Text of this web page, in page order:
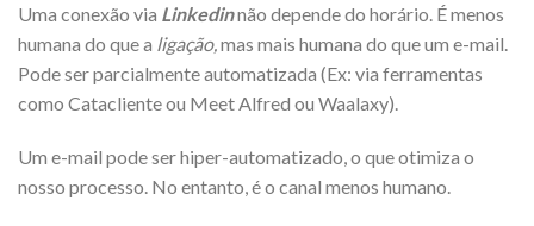
Uma conexão via Linkedinnão depende do horário. É menos
humana do que a ligação, mas mais humana do que um e-mail.
Pode ser parcialmente automatizada (Ex: via ferramentas
como Catacliente ou Meet Alfred ou Waalaxy).
Um e-mail pode ser hiper-automatizado, o que otimiza o
nosso processo. No entanto, é o canal menos humano.